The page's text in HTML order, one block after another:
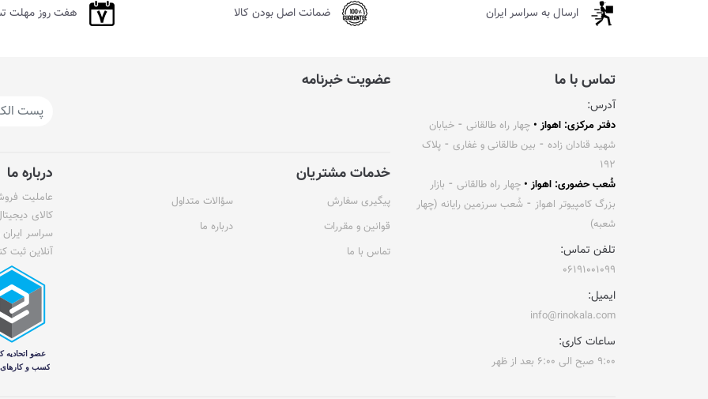
ارسال به سراسر ایران ضمانت اصل بودن کالا هفت روز مهلت
تماس با ما
آدرس:
دفتر مرکزی: اهواز • چهار راه طالقانی ⁃ خیابان
شهید قنادان زاده ⁃ بین طالقانی و غفاری ⁃ پلاک
۱۹۲
شُعب حضوری: اهواز • چهار راه طالقانی ⁃ بازار
بزرگ کامپیوتر اهواز ⁃ شُعب سرزمین رایانه (چهار
شعبه)
تلفن تماس:
۰۶۱۹۱۰۰۱۰۹۹
ایمیل:
info@rinokala.com
ساعات کاری:
۹:۰۰ صبح الی ۶:۰۰ بعد از ظهر
عضویت خبرنامه
خدمات مشتریان
پیگیری سفارش
سؤالات متداول
قوانین و مقررات
درباره ما
تماس با ما
درباره ما
عاملیت
کالای
سراسر
آنلاین ثبت